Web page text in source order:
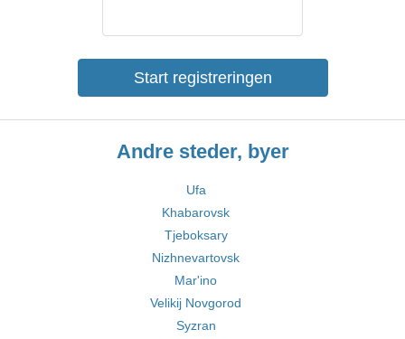
Start registreringen
Andre steder, byer
Ufa
Khabarovsk
Tjeboksary
Nizhnevartovsk
Mar'ino
Velikij Novgorod
Syzran